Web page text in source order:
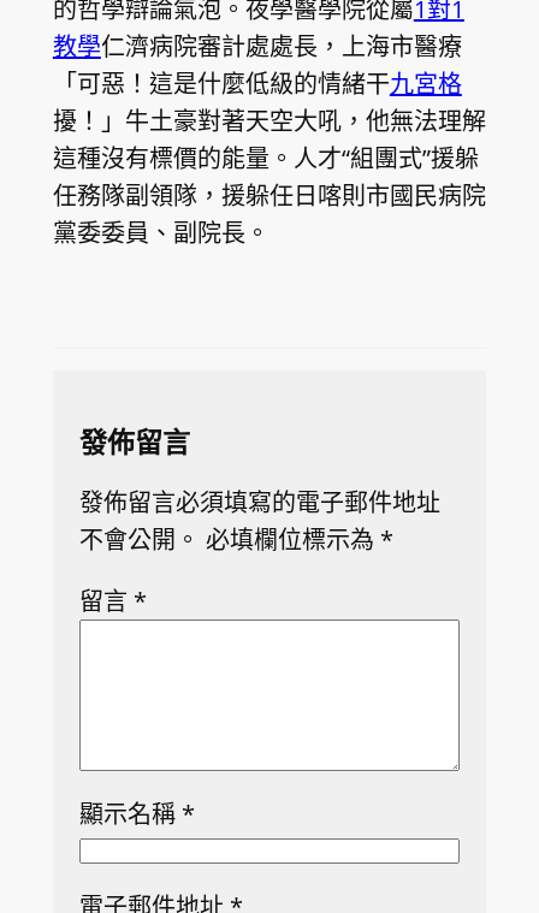
的哲學辯論氣泡。夜學醫學院從屬1對1
教學仁濟病院審計處處長，上海市醫療
「可惡！這是什麼低級的情緒干九宮格
擾！」牛土豪對著天空大吼，他無法理解
這種沒有標價的能量。人才“組團式”援躲
任務隊副領隊，援躲任日喀則市國民病院
黨委委員、副院長。
發佈留言
發佈留言必須填寫的電子郵件地址
不會公開。 必填欄位標示為 *
留言 *
顯示名稱 *
電子郵件地址 *